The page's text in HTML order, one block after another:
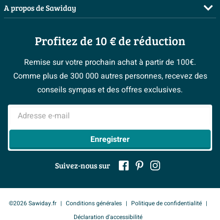
Garantie
Livraison / retrait
Garantie & réclamations
Politique d’avis
> Service client
Les bons tuyaux
> Espace Conseil
Salles de bains complètes
Inspiration toilettes
Moodboards
Magazine
#Mysawiday
> Inspiration salle de bains
A propos de Sawiday
Postes vacants
Sawiday PRO
Fevad
Ils parlent de nous
Mentions légales
Profitez de 10 € de réduction
Remise sur votre prochain achat à partir de 100€.
Comme plus de 300 000 autres personnes, recevez des
conseils sympas et des offres exclusives.
Adresse e-mail
Enregistrer
Suivez-nous sur
©2026 Sawiday.fr Conditions générales
Politique de confidentialité
Déclaration d'accessibilité